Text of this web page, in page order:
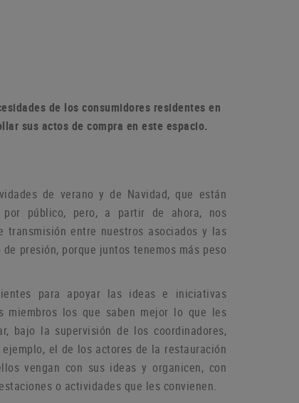
de los consumidores residentes en
sus actos de compra en este espacio.
de verano y de Navidad, que están
por público, pero, a partir de ahora, nos
transmisión entre nuestros asociados y las
presión, porque juntos tenemos más peso
para apoyar las ideas e iniciativas
miembros los que saben mejor lo que les
bajo la supervisión de los coordinadores,
el de los actores de la restauración
vengan con sus ideas y organicen, con
o actividades que les convienen.